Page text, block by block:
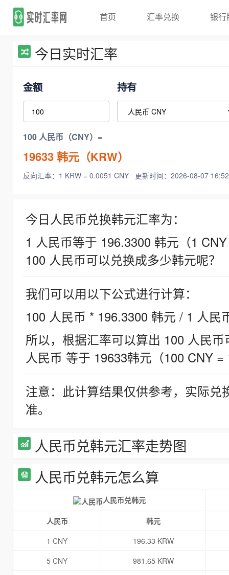
首页 汇率兑换 银行
今日实时汇率
金额 持有
100 人民币（CNY）=
19633韩元（KRW）
反向汇率：1 KRW = 0.0051 CNY 更新时间：2026-08-07
今日人民币兑换韩元汇率为：
1 人民币等于 196.3300 韩元（1
100 人民币可以兑换成多少韩元呢？
我们可以用以下公式进行计算：
100 人民币 * 196.3300 韩元 / 1 人民
所以，根据汇率可以算出 100 人民
人民币 等于 19633韩元（100 CNY =
注意：此计算结果仅供参考，实际
准。
人民币兑韩元汇率走势图
人民币兑韩元怎么算
人民币兑韩元
人民币
韩元
1 CNY
196.33 KRW
5 CNY
981.65 KRW